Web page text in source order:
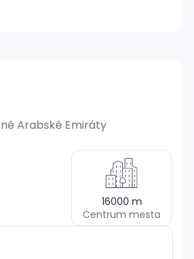
Arabské Emiráty
16000 m
Centrum mesta